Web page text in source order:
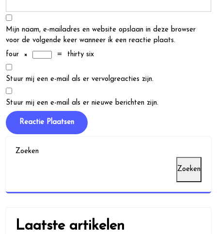
Mijn naam, e-mailadres en website opslaan in deze browser
voor de volgende keer wanneer ik een reactie plaats.
four
× = thirty six
Stuur mij een e-mail als er vervolgreacties zijn.
Stuur mij een e-mail als er nieuwe berichten zijn.
Zoeken
Zoeken
Laatste artikelen